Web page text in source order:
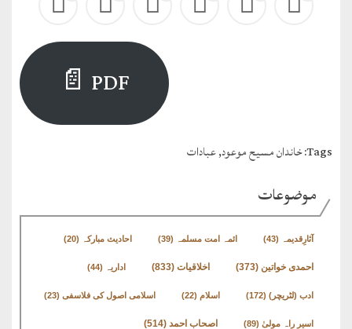
PDF 📄
Tags: خاندان مسیح موعود,عبادات
موضوعات
آثارِقدیمہ (43) ائمہ امت مسلمہ (39) احادیث مبارکہ (20)
احمدی خواتین (373) اخلاقیات (833) اداریہ (44)
ادب (لٹریچر) (172) اسلام (22) اسلامی اصول کی فلاسفی (23)
اسیر راہ مولیٰ (89) اصحاب احمد (514)